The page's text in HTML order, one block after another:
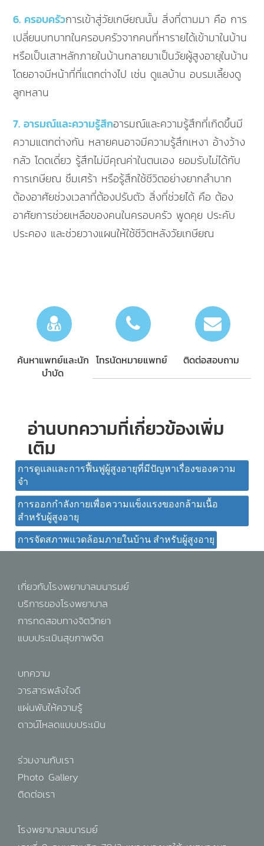
6. ครอบครัวการเข้าสู่วัยเกษียณนั้น สิ่งที่ตามมา คือ การ
เปลี่ยนบทบาทในครอบครัวจากคนที่หารายได้เข้ามาในบ้าน
หรือเป็นเสาหลักภายในบ้านกลายมาเป็นวัยผู้สูงอายุในบ้าน
โดยอาจมีหน้าที่ที่แตกต่างไป เช่น ดูแลบ้าน อบรมเลี้ยงดู
ลูกหลาน
7. อารมณ์และความรู้สึกอารมณ์และความรู้สึกที่เกิดขึ้นมี
ความแตกต่างกัน หลายคนอาจมีความรู้สึกเหงา อ้างว้าง
กลัว โดดเดี่ยว รู้สึกไม่มีคุณค่าในตนเอง ยอมรับไม่ได้กับ
การเกษียณ ซึมเศร้า หรือรู้สึกใช้ชีวิตอย่างยากลำบาก
ต้องอาศัยช่วงเวลาที่ต้องปรับตัว สิ่งที่ช่วยได้ คือ ต้อง
อาศัยการช่วยเหลือของคนในครอบครัว พูดคุย ประคับ
ประคอง และช่วยวางแผนให้ใช้ชีวิตหลังวัยเกษียณ
ค้นหาแพทย์และนัก
บำบัด
โทรนัดหมายแพทย์ ติดต่อสอบถาม
อ่านบทความที่เกี่ยวข้องเพิ่ม
เติม
การดูแลและการฟื้นฟูผู้สูงอายุที่มีปัญหาเรื่องของความ
จำ
การออกกำลังกายเพื่อความแข็งแรงของกล้ามเนื้อ
สำหรับผู้สูงอายุ
การจัดสภาพแวดล้อมภายในบ้าน สำหรับผู้สูงอายุ
เกี่ยวกับโรงพยาบาลมนารมย์
บริการของโรงพยาบาล
การทดสอบทางจิตวิทยา
แบบประเมินสุขภาพจิต
บทความ
วารสารพลังใจดี
แผ่นพับให้ความรู้
ดาวน์โหลดแบบประเมิน
ร่วมงานกับเรา
Photo Gallery
ติดต่อเรา
โรงพยาบาลมนารมย์